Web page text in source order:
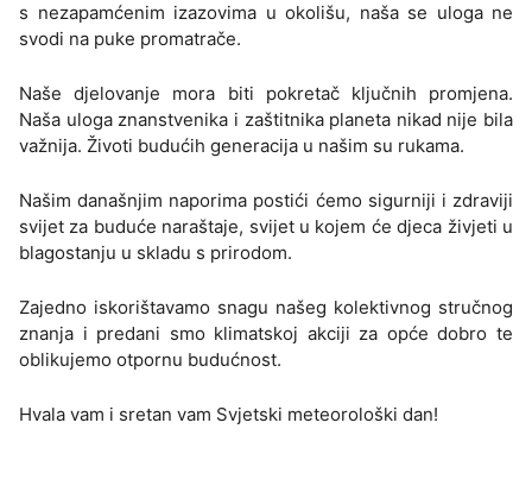
s nezapamćenim izazovima u okolišu, naša se uloga ne
svodi na puke promatrače.
Naše djelovanje mora biti pokretač ključnih promjena.
Naša uloga znanstvenika i zaštitnika planeta nikad nije bila
važnija. Životi budućih generacija u našim su rukama.
Našim današnjim naporima postići ćemo sigurniji i zdraviji
svijet za buduće naraštaje, svijet u kojem će djeca živjeti u
blagostanju u skladu s prirodom.
Zajedno iskorištavamo snagu našeg kolektivnog stručnog
znanja i predani smo klimatskoj akciji za opće dobro te
oblikujemo otpornu budućnost.
Hvala vam i sretan vam Svjetski meteorološki dan!